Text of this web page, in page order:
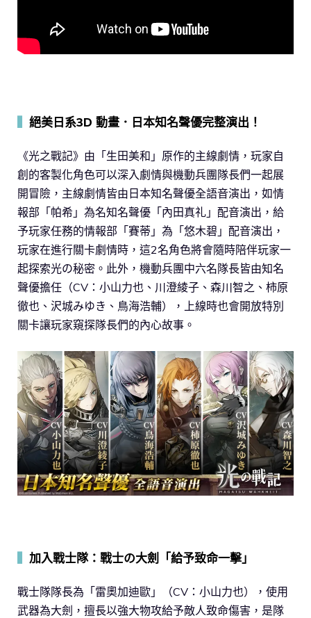
絕美日系3D 動畫．日本知名聲優完整演出！
《光之戰記》由「生田美和」原作的主線劇情，玩家自
創的客製化角色可以深入劇情與機動兵團隊長們一起展
開冒險，主線劇情皆由日本知名聲優全語音演出，如情
報部「帕希」為名知名聲優「內田真礼」配音演出，給
予玩家任務的情報部「賽蒂」為「悠木碧」配音演出，
玩家在進行關卡劇情時，這2名角色將會隨時陪伴玩家一
起探索光の秘密。此外，機動兵團中六名隊長皆由知名
聲優擔任（CV：小山力也、川澄綾子、森川智之、柿原
徹也、沢城みゆき、鳥海浩輔），上線時也會開放特別
關卡讓玩家窺探隊長們的內心故事。
加入戰士隊：戰士の大劍「給予致命一擊」
戰士隊隊長為「雷奧加迪歐」（CV：小山力也），使用
武器為大劍，擅長以強大物攻給予敵人致命傷害，是隊